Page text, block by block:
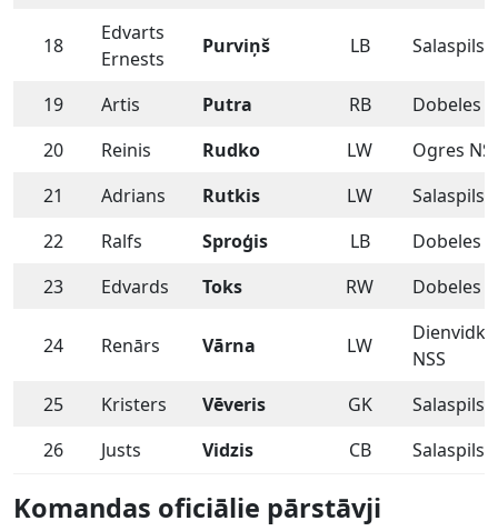
18
Edvarts
Ernests
Purviņš LB Salaspils
19 Artis Putra RB
Dobeles
20
Reinis Rudko LW
Ogres
21
Adrians Rutkis LW
Salaspils
22
Ralfs Sproģis LB
Dobeles
23
Edvards Toks RW Dobeles
24 Renārs Vārna LW
NSS
25
Kristers Vēveris GK
Salaspils
26
Justs Vidzis CB Salaspils
Komandas oficiālie pārstāvji